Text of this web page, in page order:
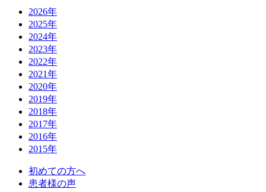
2026年
2025年
2024年
2023年
2022年
2021年
2020年
2019年
2018年
2017年
2016年
2015年
初めての方へ
患者様の声